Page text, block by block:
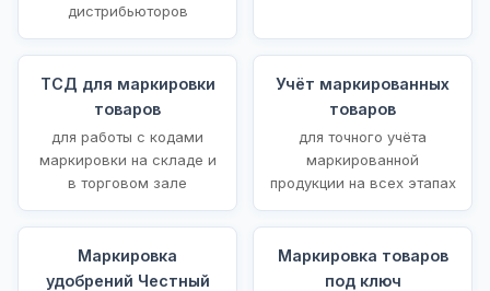
дистрибьюторов
ТСД для маркировки
товаров
для работы с кодами
маркировки на складе и
в торговом зале
Учёт маркированных
товаров
для точного учёта
маркированной
продукции на всех этапах
Маркировка
удобрений Честный
Маркировка товаров
под ключ